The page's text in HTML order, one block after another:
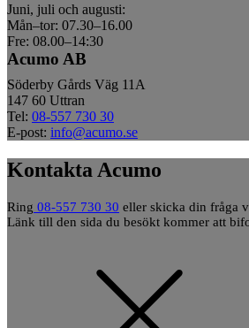
Juni, juli och augusti:
Mån–tor: 07.30–16.00
Fre: 08.00–14:30
Acumo AB
Söderby Gårds Väg 11A
147 60 Uttran
Tel: 08-557 730 30
E-post: info@acumo.se
Kontakta Acumo
Ring 08-557 730 30 eller skicka din fråga
Länk till den sida du besökt kommer att